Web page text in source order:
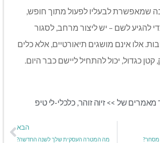
שמאפשרת לבעליו לפעול מתוך חופש,
להגיע לשם – יש ליצור מרחב, לסגור
אלו אינם מושגים תיאורטיים, אלא כלים
כגדול, יכול להתחיל ליישם כבר היום.
מאמרים של >> זיוה זוהר,כלכלי-לי טיפ
הבא
מה המטרה העסקית שלך לשנה החדשה?